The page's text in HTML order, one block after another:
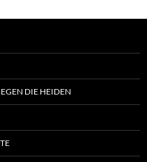
DIE HEIDEN